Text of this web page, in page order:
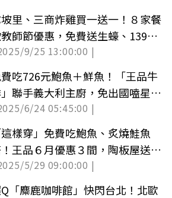
里、三商炸雞買一送一！８家餐
師節優惠，免費送生蠔、139元
飽9/25 13:00:00 |
吃726元鮑魚＋鮮魚！「王品牛
聯手義大利主廚，免出國嗑星級
6/24 05:45:00 |
這樣穿」免費吃鮑魚、炙燒鮭魚
王品６月優惠３間，陶板屋送整
魷魚5/29 09:00:00 |
「麋鹿咖啡館」快閃台北！北歐